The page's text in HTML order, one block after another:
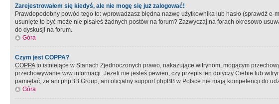
Zarejestrowałem się kiedyś, ale nie mogę się już zalogować!
Prawdopodobny powód tego to: wprowadzasz błędna nazwę użytkownika lub hasło (sprawdź
usunięte to być może nie pisałeś żadnych postów na forum? Zazwyczaj na forach okresowo
do dyskusji na forum.
Góra
Czym jest COPPA?
COPPAto istniejące w Stanach Zjednoczonych prawo, nakazujące witrynom, mogącym
przechowywanie w/w informacji. Jeżeli nie jesteś pewien, czy przepis ten dotyczy Ciebie lub
pamiętać, że ani phpBB Group, ani oficjalny support phpBB w Polsce nie mają kompetencji do
Góra